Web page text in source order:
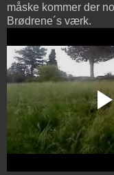
måske kommer der
Brødrene´s værk.